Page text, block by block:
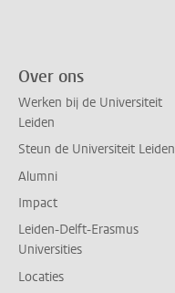
Over ons
Werken bij de Universiteit
Leiden
Steun de Universiteit Leiden
Alumni
Impact
Leiden-Delft-Erasmus
Universities
Locaties